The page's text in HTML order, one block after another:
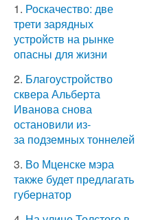
1. Роскачество: две
трети зарядных
устройств на рынке
опасны для жизни
2. Благоустройство
сквера Альберта
Иванова снова
остановили из-
за подземных тоннелей
3. Во Мценске мэра
также будет предлагать
губернатор